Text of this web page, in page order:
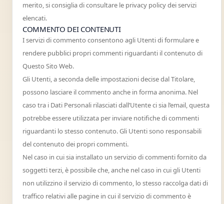
merito, si consiglia di consultare le privacy policy dei servizi
elencati.
COMMENTO DEI CONTENUTI
I servizi di commento consentono agli Utenti di formulare e
rendere pubblici propri commenti riguardanti il contenuto di
Questo Sito Web.
Gli Utenti, a seconda delle impostazioni decise dal Titolare,
possono lasciare il commento anche in forma anonima. Nel
caso tra i Dati Personali rilasciati dall’Utente ci sia l’email, questa
potrebbe essere utilizzata per inviare notifiche di commenti
riguardanti lo stesso contenuto. Gli Utenti sono responsabili
del contenuto dei propri commenti.
Nel caso in cui sia installato un servizio di commenti fornito da
soggetti terzi, è possibile che, anche nel caso in cui gli Utenti
non utilizzino il servizio di commento, lo stesso raccolga dati di
traffico relativi alle pagine in cui il servizio di commento è